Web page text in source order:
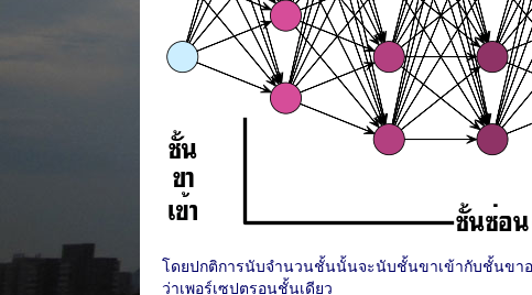
โดยปกติการนับจำนวนชั้นนั้นจะนับชั้นขาเข้ากับชั้นขา
ว่าเพอร์เซปตรอนชั้นเดียว